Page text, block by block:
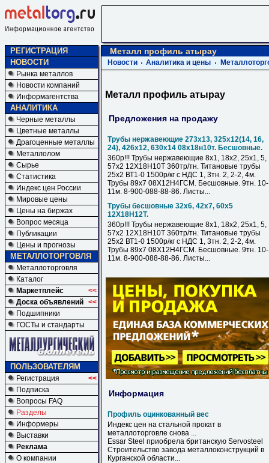
РЕГИСТРАЦИЯ
НОВОСТИ
Рынка металлов
Новости компаний
Информагентства
АНАЛИТИКА
Черные металлы
Цветные металлы
Драгоценные металлы
Металлолом
Сырье
Статистика
Индекс цен России
Мировые цены
Цены на биржах
Вопрос месяца
Публикации
Цены и прогнозы
МЕТАЛЛОТОРГОВЛЯ
Металлоторговля
Каталог
Маркетплейс
<<
Доска объявлений <<
Подшипники
ГОСТы и стандарты
ПОЛЬЗОВАТЕЛЯМ
Регистрация
<<
Подписка
Вопросы FAQ
Разделы
Информеры
Выставки
Реклама
О компании
Металл профиль атырау
Новости Аналитика и цены
Металл профиль атырау
Предложения на продажу
Трубы нержавеющие 273х13, 325х12(14, 16,
24), 426х12, 630х14 08х18н10т. Бесшовные.
360р!!! Трубы нержавеющие 8х1, 18х2, 25х1, 5,
57х2 12Х18Н10Т 360тр/тн. Титановые трубы
25х2 ВТ1-0 1500р/кг с НДС 1, 3тн. 2, 2-2, 4м.
Трубы 89х7 08Х12Н4ГСМ. Бесшовные. 9тн. 10-
11м. 8-900-088-88-86. Листы...
Трубы бесшовные 32х6, 42х7, 60х5
12Х18Н12Т.
360р!!! Трубы нержавеющие 8х1, 18х2, 25х1, 5,
57х2 12Х18Н10Т 360тр/тн. Титановые трубы
25х2 ВТ1-0 1500р/кг с НДС 1, 3тн. 2, 2-2, 4м.
Трубы 89х7 08Х12Н4ГСМ. Бесшовные. 9тн. 10-
11м. 8-900-088-88-86. Листы...
Информация
Профиль оцинкованный вес
Индекс цен на стальной прокат в
металлоторговле снова ...
Essar Steel приобрела британскую Servosteel
Строительство завода металлоконструкций в
Курганской области...